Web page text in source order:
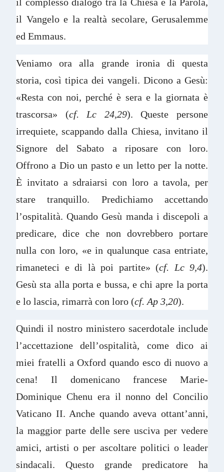
il Vangelo e la realtà secolare, Gerusalemme
ed Emmaus.
Veniamo ora alla grande ironia di questa
storia, così tipica dei vangeli. Dicono a Gesù:
«Resta con noi, perché è sera e la giornata è
trascorsa» (cf. Lc 24,29). Queste persone
irrequiete, scappando dalla Chiesa, invitano il
Signore del Sabato a riposare con loro.
Offrono a Dio un pasto e un letto per la notte.
È invitato a sdraiarsi con loro a tavola, per
stare tranquillo. Predichiamo accettando
l’ospitalità. Quando Gesù manda i discepoli a
predicare, dice che non dovrebbero portare
nulla con loro, «e in qualunque casa entriate,
rimaneteci e di là poi partite» (cf. Lc 9,4).
Gesù sta alla porta e bussa, e chi apre la porta
e lo lascia, rimarrà con loro (cf. Ap 3,20).
Quindi il nostro ministero sacerdotale include
l’accettazione dell’ospitalità, come dico ai
miei fratelli a Oxford quando esco di nuovo a
cena! Il domenicano francese Marie-
Dominique Chenu era il nonno del Concilio
Vaticano II. Anche quando aveva ottant’anni,
la maggior parte delle sere usciva per vedere
amici, artisti o per ascoltare politici o leader
sindacali. Questo grande predicatore ha